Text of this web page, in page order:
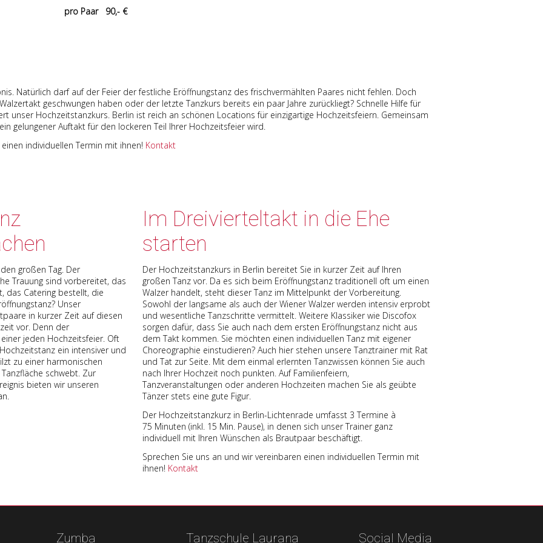
pro Paar 90,- €
Natürlich darf auf der Feier der festliche Eröffnungstanz des frischvermählten Paares nicht fehlen. Doch
geschwungen haben oder der letzte Tanzkurs bereits ein paar Jahre zurückliegt? Schnelle Hilfe für
unser Hochzeitstanzkurs. Berlin ist reich an schönen Locations für einzigartige Hochzeitsfeiern. Gemeinsam
gelungener Auftakt für den lockeren Teil Ihrer Hochzeitsfeier wird.
individuellen Termin mit ihnen! Kontakt
großen Tag. Der
Trauung sind vorbereitet, das
das Catering bestellt, die
Unser
in kurzer Zeit auf diesen
vor. Denn der
jeden Hochzeitsfeier. Oft
ein intensiver und
zu einer harmonischen
schwebt. Zur
bieten wir unseren
Im Dreivierteltakt in die Ehe
starten
Der Hochzeitstanzkurs in Berlin bereitet Sie in kurzer Zeit auf Ihren
großen Tanz vor. Da es sich beim Eröffnungstanz traditionell oft um einen
Walzer handelt, steht dieser Tanz im Mittelpunkt der Vorbereitung.
Sowohl der langsame als auch der Wiener Walzer werden intensiv erprobt
und wesentliche Tanzschritte vermittelt. Weitere Klassiker wie Discofox
sorgen dafür, dass Sie auch nach dem ersten Eröffnungstanz nicht aus
dem Takt kommen. Sie möchten einen individuellen Tanz mit eigener
Choreographie einstudieren? Auch hier stehen unsere Tanztrainer mit Rat
und Tat zur Seite. Mit dem einmal erlernten Tanzwissen können Sie auch
nach Ihrer Hochzeit noch punkten. Auf Familienfeiern,
Tanzveranstaltungen oder anderen Hochzeiten machen Sie als geübte
Tänzer stets eine gute Figur.
Der Hochzeitstanzkurz in Berlin-Lichtenrade umfasst 3 Termine à
75 Minuten (inkl. 15 Min. Pause), in denen sich unser Trainer ganz
individuell mit Ihren Wünschen als Brautpaar beschäftigt.
Sprechen Sie uns an und wir vereinbaren einen individuellen Termin mit
ihnen! Kontakt
Zumba Tanzschule Laurana Social Media